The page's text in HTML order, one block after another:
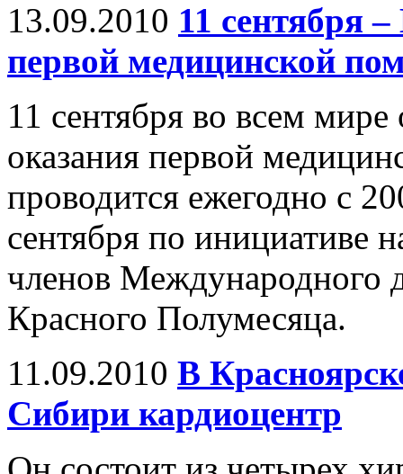
13.09.2010 11 сентября
первой медицинской
11 сентября во всем
оказания первой
проводится ежегодно с
сентября по инициативе
членов Международного
Красного Полумесяца.
11.09.2010 В
Сибири кардиоцентр